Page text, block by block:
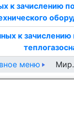
к зачислению
к
меню